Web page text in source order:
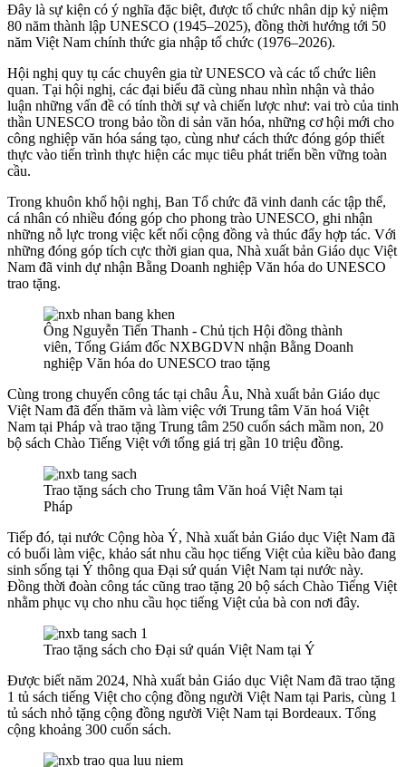
Đây là sự kiện có ý nghĩa đặc biệt, được tổ chức nhân dịp kỷ niệm
80 năm thành lập UNESCO (1945–2025), đồng thời hướng tới 50
năm Việt Nam chính thức gia nhập tổ chức (1976–2026).
Hội nghị quy tụ các chuyên gia từ UNESCO và các tổ chức liên
quan. Tại hội nghị, các đại biểu đã cùng nhau nhìn nhận và thảo
luận những vấn đề có tính thời sự và chiến lược như: vai trò của tinh
thần UNESCO trong bảo tồn di sản văn hóa, những cơ hội mới cho
công nghiệp văn hóa sáng tạo, cùng như cách thức đóng góp thiết
thực vào tiến trình thực hiện các mục tiêu phát triển bền vững toàn
cầu.
Trong khuôn khổ hội nghị, Ban Tổ chức đã vinh danh các tập thể,
cá nhân có nhiều đóng góp cho phong trào UNESCO, ghi nhận
những nỗ lực trong việc kết nối cộng đồng và thúc đẩy hợp tác. Với
những đóng góp tích cực thời gian qua, Nhà xuất bản Giáo dục Việt
Nam đã vinh dự nhận Bằng Doanh nghiệp Văn hóa do UNESCO
trao tặng.
Ông Nguyễn Tiến Thanh - Chủ tịch Hội đồng thành
viên, Tổng Giám đốc NXBGDVN nhận Bằng Doanh
nghiệp Văn hóa do UNESCO trao tặng
Cùng trong chuyến công tác tại châu Âu, Nhà xuất bản Giáo dục
Việt Nam đã đến thăm và làm việc với Trung tâm Văn hoá Việt
Nam tại Pháp và trao tặng Trung tâm 250 cuốn sách mầm non, 20
bộ sách Chào Tiếng Việt với tổng giá trị gần 10 triệu đồng.
Trao tặng sách cho Trung tâm Văn hoá Việt Nam tại
Pháp
Tiếp đó, tại nước Cộng hòa Ý, Nhà xuất bản Giáo dục Việt Nam đã
có buổi làm việc, khảo sát nhu cầu học tiếng Việt của kiều bào đang
sinh sống tại Ý thông qua Đại sứ quán Việt Nam tại nước này.
Đồng thời đoàn công tác cũng trao tặng 20 bộ sách Chào Tiếng Việt
nhằm phục vụ cho nhu cầu học tiếng Việt của bà con nơi đây.
Trao tặng sách cho Đại sứ quán Việt Nam tại Ý
Được biết năm 2024, Nhà xuất bản Giáo dục Việt Nam đã trao tặng
1 tủ sách tiếng Việt cho cộng đồng người Việt Nam tại Paris, cùng 1
tủ sách nhỏ tặng cộng đồng người Việt Nam tại Bordeaux. Tổng
cộng khoảng 300 cuốn sách.